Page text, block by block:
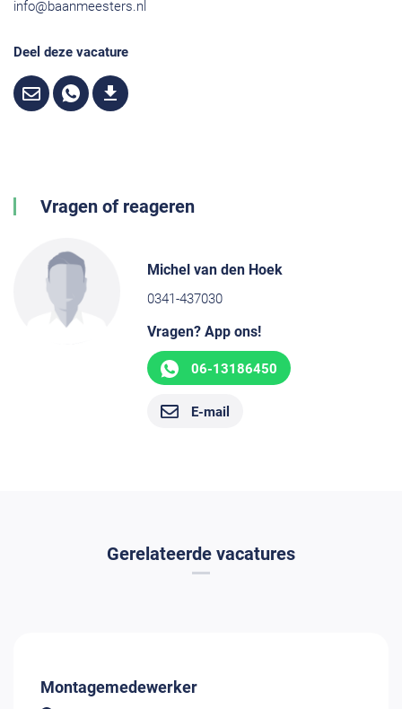
info@baanmeesters.nl
Deel deze vacature
Vragen of reageren
Michel van den Hoek
0341-437030
Vragen? App ons!
06-13186450
E-mail
Gerelateerde vacatures
Montagemedewerker